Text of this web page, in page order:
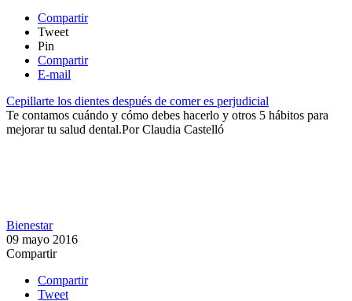
Compartir
Tweet
Pin
Compartir
E-mail
Cepillarte los dientes después de comer es perjudicial
Te contamos cuándo y cómo debes hacerlo y otros 5 hábitos para
mejorar tu salud dental.​PorClaudia Castelló
Bienestar
09 mayo 2016
Compartir
Compartir
Tweet